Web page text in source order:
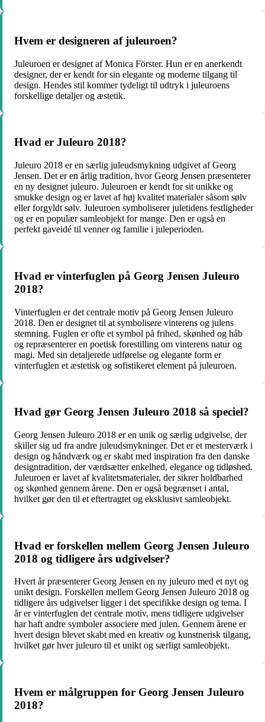
Hvem er designeren af juleuroen?
Juleuroen er designet af Monica Förster. Hun er en anerkendt
designer, der er kendt for sin elegante og moderne tilgang til
design. Hendes stil kommer tydeligt til udtryk i juleuroens
forskellige detaljer og æstetik.
Hvad er Juleuro 2018?
Juleuro 2018 er en særlig juleudsmykning udgivet af Georg
Jensen. Det er en årlig tradition, hvor Georg Jensen præsenterer
en ny designet juleuro. Juleuroen er kendt for sit unikke og
smukke design og er lavet af høj kvalitet materialer såsom sølv
eller forgyldt sølv. Juleuroen symboliserer juletidens festligheder
og er en populær samleobjekt for mange. Den er også en
perfekt gaveidé til venner og familie i juleperioden.
Hvad er vinterfuglen på Georg Jensen Juleuro
2018?
Vinterfuglen er det centrale motiv på Georg Jensen Juleuro
2018. Den er designet til at symbolisere vinterens og julens
stemning. Fuglen er ofte et symbol på frihed, skønhed og håb
og repræsenterer en poetisk forestilling om vinterens natur og
magi. Med sin detaljerede udførelse og elegante form er
vinterfuglen et æstetisk og sofistikeret element på juleuroen.
Hvad gør Georg Jensen Juleuro 2018 så speciel?
Georg Jensen Juleuro 2018 er en unik og særlig udgivelse, der
skiller sig ud fra andre juleudsmykninger. Det er et mesterværk i
design og håndværk og er skabt med inspiration fra den danske
designtradition, der værdsætter enkelhed, elegance og tidløshed.
Juleuroen er lavet af kvalitetsmaterialer, der sikrer holdbarhed
og skønhed gennem årene. Den er også begrænset i antal,
hvilket gør den til et eftertragtet og eksklusivt samleobjekt.
Hvad er forskellen mellem Georg Jensen Juleuro
2018 og tidligere års udgivelser?
Hvert år præsenterer Georg Jensen en ny juleuro med et nyt og
unikt design. Forskellen mellem Georg Jensen Juleuro 2018 og
tidligere års udgivelser ligger i det specifikke design og tema. I
år er vinterfuglen det centrale motiv, mens tidligere udgivelser
har haft andre symboler associere med julen. Gennem årene er
hvert design blevet skabt med en kreativ og kunstnerisk tilgang,
hvilket gør hver juleuro til et unikt og særligt samleobjekt.
Hvem er målgruppen for Georg Jensen Juleuro
2018?